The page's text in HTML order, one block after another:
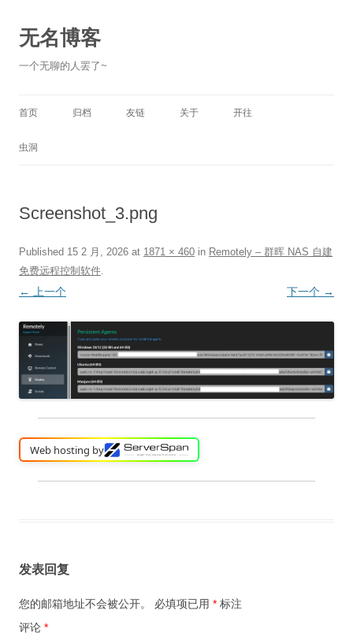
正
文
无名博客
一个无聊的人罢了~
首页 归档 友链 关于 开往
虫洞
Screenshot_3.png
Published 15 2 月, 2026 at 1871 × 460 in Remotely – 群晖 NAS 自建
免费远程控制软件.
← 上一个 下一个 →
Web hosting by
发表回复
您的邮箱地址不会被公开。 必填项已用 * 标注
评论 *